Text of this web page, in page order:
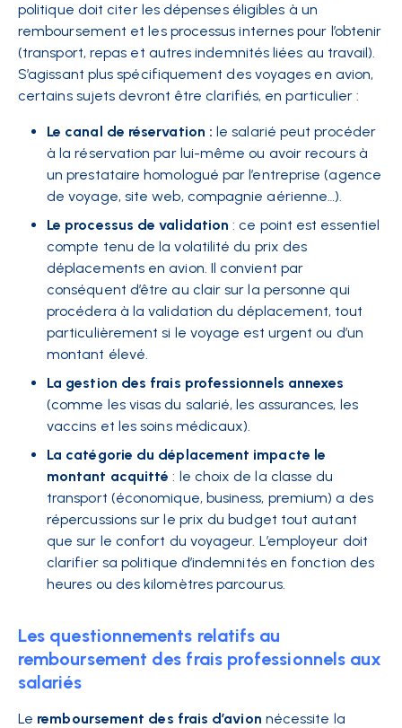
politique doit citer les dépenses éligibles à un
remboursement et les processus internes pour l’obtenir
(transport, repas et autres indemnités liées au travail).
S’agissant plus spécifiquement des voyages en avion,
certains sujets devront être clarifiés, en particulier :
Le canal de réservation : le salarié peut procéder
à la réservation par lui-même ou avoir recours à
un prestataire homologué par l’entreprise (agence
de voyage, site web, compagnie aérienne…).
Le processus de validation : ce point est essentiel
compte tenu de la volatilité du prix des
déplacements en avion. Il convient par
conséquent d’être au clair sur la personne qui
procédera à la validation du déplacement, tout
particulièrement si le voyage est urgent ou d’un
montant élevé.
La gestion des frais professionnels annexes
(comme les visas du salarié, les assurances, les
vaccins et les soins médicaux).
La catégorie du déplacement impacte le
montant acquitté : le choix de la classe du
transport (économique, business, premium) a des
répercussions sur le prix du budget tout autant
que sur le confort du voyageur. L’employeur doit
clarifier sa politique d’indemnités en fonction des
heures ou des kilomètres parcourus.
Les questionnements relatifs au
remboursement des frais professionnels aux
salariés
Le remboursement des frais d’avion nécessite la